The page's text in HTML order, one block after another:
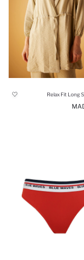
Relax Fit Long